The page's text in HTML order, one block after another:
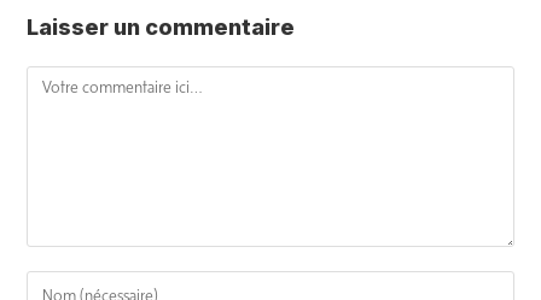
Laisser un commentaire